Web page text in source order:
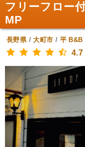
フリーフロー
MP
長野県/大町市 / 平 B&B
4.7